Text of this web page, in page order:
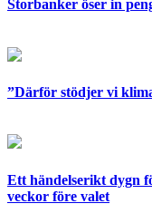
Storbanker öser in
”Därför stödjer vi
Ett händelserikt dygn
veckor före valet